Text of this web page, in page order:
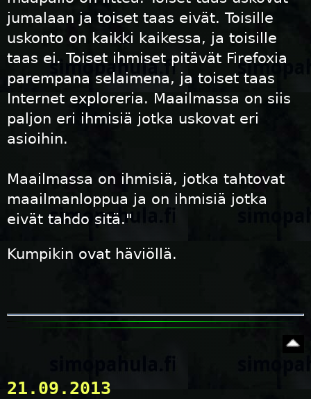
jumalaan ja toiset taas eivät. Toisille
uskonto on kaikki kaikessa, ja toisille
taas ei. Toiset ihmiset pitävät Firefoxia
parempana selaimena, ja toiset taas
Internet exploreria. Maailmassa on siis
paljon eri ihmisiä jotka uskovat eri
asioihin.
Maailmassa on ihmisiä, jotka tahtovat
maailmanloppua ja on ihmisiä jotka
eivät tahdo sitä."
Kumpikin ovat häviöllä.
21.09.2013